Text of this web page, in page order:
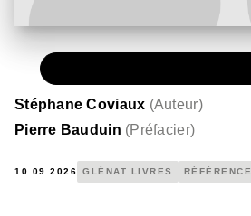
Stéphane Coviaux (Auteur)
Pierre Bauduin (Préfacier)
10.09.2026 GLÉNAT LIVRES RÉFÉRENCE